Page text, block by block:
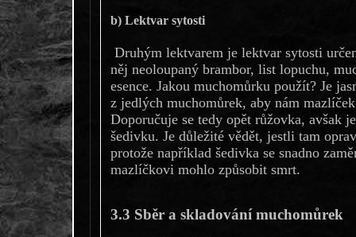
b) Lektvar sytosti
Druhým lektvarem je lektvar sytosti
něj neoloupaný brambor, list lopuchu,
esence. Jakou muchomůrku použít? Je
z jedlých muchomůrek, aby nám
Doporučuje se tedy opět růžovka, avšak
šedivku. Je důležité vědět, jestli tam
protože například šedivka se snadno
mazlíčkovi mohlo způsobit smrt.
3.3 Sběr a skladování muchomůrek